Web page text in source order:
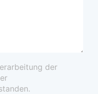
der